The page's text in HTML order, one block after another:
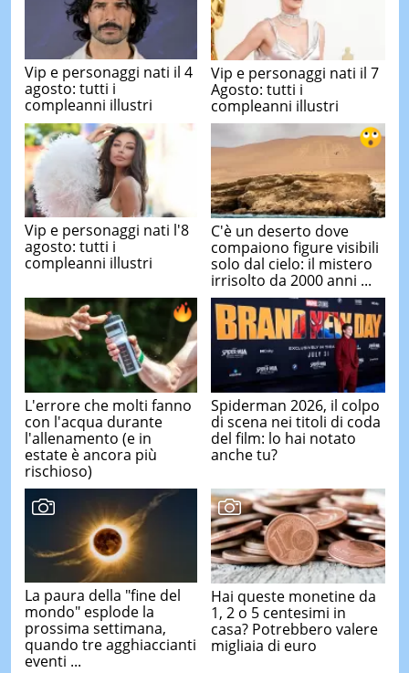
Vip e personaggi nati il 4
agosto: tutti i
compleanni illustri
Vip e personaggi nati il 7
Agosto: tutti i
compleanni illustri
Vip e personaggi nati l'8
agosto: tutti i
compleanni illustri
C'è un deserto dove
compaiono figure visibili
solo dal cielo: il mistero
irrisolto da 2000 anni ...
L'errore che molti fanno
con l'acqua durante
l'allenamento (e in
estate è ancora più
rischioso)
Spiderman 2026, il colpo
di scena nei titoli di coda
del film: lo hai notato
anche tu?
La paura della "fine del
mondo" esplode la
prossima settimana,
quando tre agghiaccianti
eventi ...
Hai queste monetine da
1, 2 o 5 centesimi in
casa? Potrebbero valere
migliaia di euro